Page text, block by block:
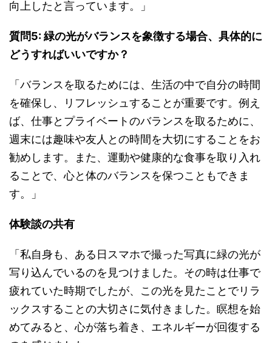
向上したと言っています。」
質問5: 緑の光がバランスを象徴する場合、具体的に
どうすればいいですか？
「バランスを取るためには、生活の中で自分の時間
を確保し、リフレッシュすることが重要です。例え
ば、仕事とプライベートのバランスを取るために、
週末には趣味や友人との時間を大切にすることをお
勧めします。また、運動や健康的な食事を取り入れ
ることで、心と体のバランスを保つこともできま
す。」
体験談の共有
「私自身も、ある日スマホで撮った写真に緑の光が
写り込んでいるのを見つけました。その時は仕事で
疲れていた時期でしたが、この光を見たことでリラ
ックスすることの大切さに気付きました。瞑想を始
めてみると、心が落ち着き、エネルギーが回復する